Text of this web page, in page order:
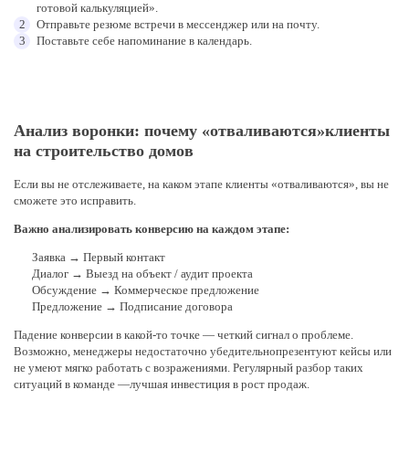
готовой калькуляцией».
Отправьте резюме встречи в мессенджер или на почту.
Поставьте себе напоминание в календарь.
Анализ воронки: почему «отваливаются»клиенты
на строительство домов
Если вы не отслеживаете, на каком этапе клиенты «отваливаются», вы не
сможете это исправить.
Важно анализировать конверсию на каждом этапе:
Заявка → Первый контакт
Диалог → Выезд на объект / аудит проекта
Обсуждение → Коммерческое предложение
Предложение → Подписание договора
Падение конверсии в какой-то точке — четкий сигнал о проблеме.
Возможно, менеджеры недостаточно убедительнопрезентуют кейсы или
не умеют мягко работать с возражениями. Регулярный разбор таких
ситуаций в команде —лучшая инвестиция в рост продаж.